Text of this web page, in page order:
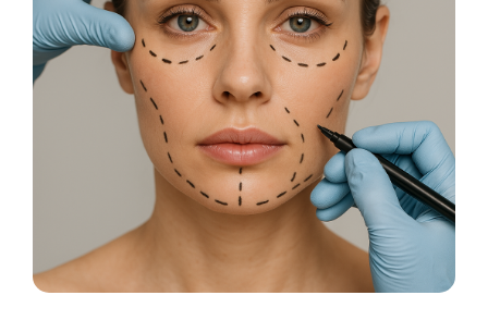
POZNEJTE
&
ZAŽIJTE,
CO
INSPIRACE
ZÁBAVA,
KTERÁ
?
HLEDAT
o